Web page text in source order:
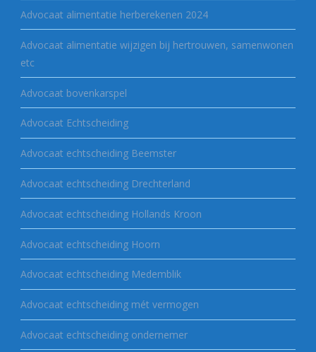
Advocaat alimentatie herberekenen 2024
Advocaat alimentatie wijzigen bij hertrouwen, samenwonen
etc
Advocaat bovenkarspel
Advocaat Echtscheiding
Advocaat echtscheiding Beemster
Advocaat echtscheiding Drechterland
Advocaat echtscheiding Hollands Kroon
Advocaat echtscheiding Hoorn
Advocaat echtscheiding Medemblik
Advocaat echtscheiding mét vermogen
Advocaat echtscheiding ondernemer